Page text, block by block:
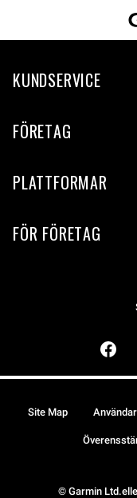
KUNDSERVICE
FÖRETAG
PLATTFORMAR
FÖR FÖRETAG
© Garmin
Site Map